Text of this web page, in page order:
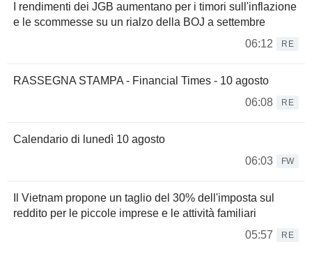
I rendimenti dei JGB aumentano per i timori sull'inflazione
e le scommesse su un rialzo della BOJ a settembre
06:12
RE
RASSEGNA STAMPA - Financial Times - 10 agosto
06:08
RE
Calendario di lunedì 10 agosto
06:03
FW
Il Vietnam propone un taglio del 30% dell'imposta sul
reddito per le piccole imprese e le attività familiari
05:57
RE